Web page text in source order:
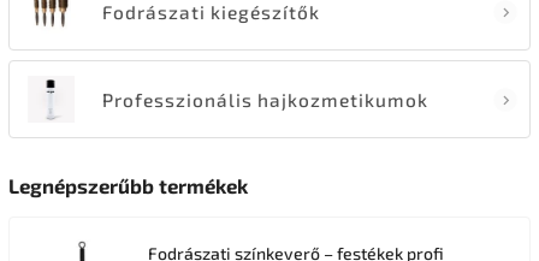
Fodrászati kiegészítők
Professzionális hajkozmetikumok
Legnépszerűbb termékek
Fodrászati színkeverő – festékek profi